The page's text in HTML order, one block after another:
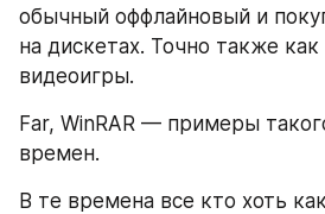
обычный оффлайновый и
на дискетах. Точно также как
видеоигры.
Far, WinRAR — примеры
времен.
В те времена все кто хоть